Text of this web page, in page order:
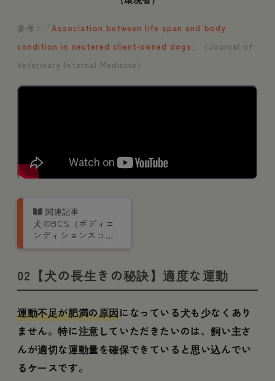
参考︰「Association between life span and body
condition in neutered client‐owned dogs 」（Journal of
Veterinary Internal Medicine）
犬のBCS（ボディコ
ンディションスコ
ア）を獣医師が解説
02【犬の長生きの秘訣】適度な運動
運動不足が肥満の原因になっている犬も少なくあり
ません。特に注意していただきたいのは、飼い主さ
んが適切な運動量を確保できていると思い込んでい
るケースです。